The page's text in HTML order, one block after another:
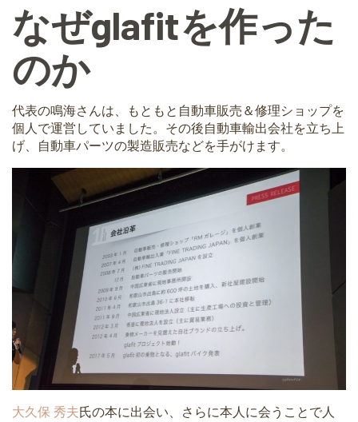
なぜglafitを作った
のか
代表の鳴海さんは、もともと自動車販売＆修理ショップを
個人で運営していました。その後自動車輸出会社を立ち上
げ、自動車パーツの製造販売などを手がけます。
大久保 秀夫氏の本に出会い、さらに本人に会うことで人